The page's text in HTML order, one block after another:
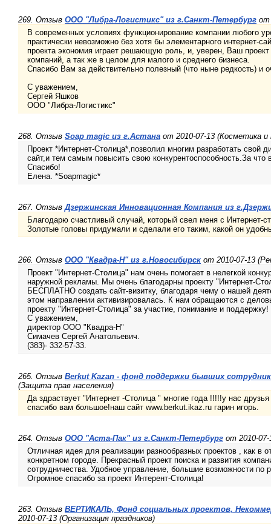
269. Отзыв ООО "Либра-Логистикс" из г.Санкт-Петербург от
В современных условиях функционирование компании любого
практически невозможно без хотя бы элементарного интернет-
проекта экономия играет решающую роль, и, уверен, Ваш
компаний, а так же в целом для малого и среднего бизнеса.
Спасибо Вам за действительно полезный (что ныне редкость) и
С уважением,
Сергей Яшков
ООО "Либра-Логистикс"
268. Отзыв Soap magic из г.Астана от 2010-07-13 (Косметика
Проект *Интернет-Столица*,позволил многим разработать свой
сайт,и тем самым повысить свою конкурентоспособность.За что
Спасибо!
Елена. *Soapmagic*
267. ОтзывДзержинская Инновационная Компания из
Благодарю счастливый случай, который свел меня с Интернет-
Золотые головы придумали и сделали его таким, какой он
266. Отзыв ООО "Квадра-Н" из г.Новосибирск от 2010-07-13
Проект "Интернет-Столица" нам очень помогает в нелегкой
наружной рекламы. Мы очень благодарны проекту "Интернет-
БЕСПЛАТНО создать сайт-визитку, благодаря чему о нашей
этом направлении активизировалась. К нам обращаются с
проекту "Интернет-Столица" за участие, понимание и поддержку!
С уважением,
директор ООО "Квадра-Н"
Симачев Сергей Анатольевич.
(383)- 332-57-33.
265. Отзыв Berkut Kazan - фонд поддержки бывших
(Защита прав населения)
Да здраствует "Интернет -Столица " многие года !!!!!у нас
спасибо вам большое!наш сайт www.berkut.ikaz.ru гарин игорь.
264. Отзыв ООО "Аста-Пак" из г.Санкт-Петербург от 2010-
Отличная идея для реализации разнообразных проектов , как в
конкретном городе. Прекрасный проект поиска и развития
сотрудничества. Удобное управление, большие возможности по
Огромное спасибо за проект Интерент-Столица!
263. Отзыв ВЕРТИКАЛЬ, Фонд социальных проектов,
2010-07-13 (Организация праздников)